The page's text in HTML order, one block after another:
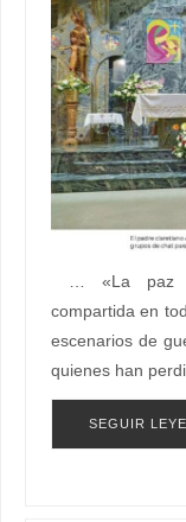
… «La paz
compartida en
escenarios de
quienes han
SEGUIR